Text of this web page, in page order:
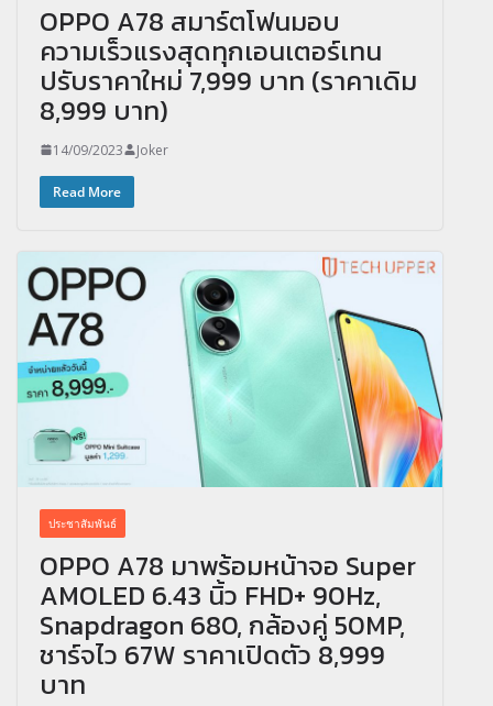
OPPO A78 สมาร์ตโฟนมอบ
ความเร็วแรงสุดทุกเอนเตอร์เทน
ปรับราคาใหม่ 7,999 บาท (ราคาเดิม
8,999 บาท)
14/09/2023 Joker
Read More
ประชาสัมพันธ์
OPPO A78 มาพร้อมหน้าจอ Super
AMOLED 6.43 นิ้ว FHD+ 90Hz,
Snapdragon 680, กล้องคู่ 50MP,
ชาร์จไว 67W ราคาเปิดตัว 8,999
บาท